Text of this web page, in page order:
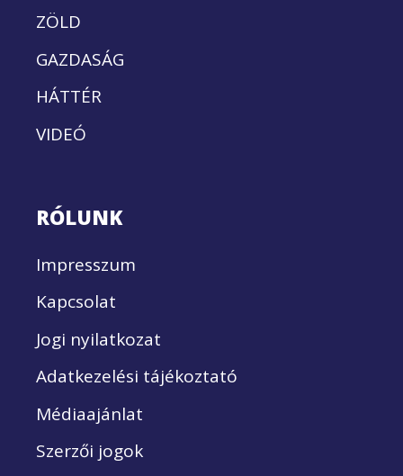
ZÖLD
GAZDASÁG
HÁTTÉR
VIDEÓ
RÓLUNK
Impresszum
Kapcsolat
Jogi nyilatkozat
Adatkezelési tájékoztató
Médiaajánlat
Szerzői jogok